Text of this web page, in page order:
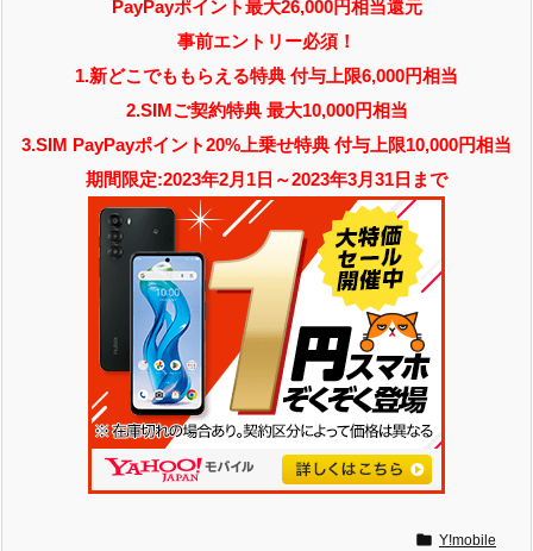
PayPayポイント最大26,000円相当還元
事前エントリー必須！
1.新どこでももらえる特典 付与上限6,000円相当
2.SIMご契約特典 最大10,000円相当
3.SIM PayPayポイント20%上乗せ特典 付与上限10,000円相当
期間限定:2023年2月1日～2023年3月31日まで
 Y!mobile